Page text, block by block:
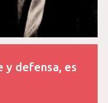
y defensa, es